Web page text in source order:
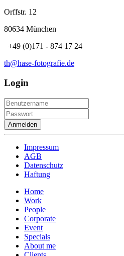
Orffstr. 12
80634 München
+49 (0)171 - 874 17 24
th@hase-fotografie.de
Login
Anmelden
Impressum
AGB
Datenschutz
Haftung
Home
Work
People
Corporate
Event
Specials
About me